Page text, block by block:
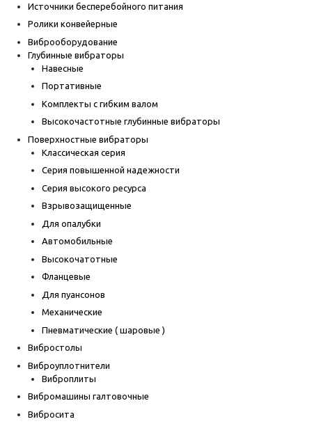
Источники бесперебойного питания
Ролики конвейерные
Виброоборудование
Глубинные вибраторы
Навесные
Портативные
Комплекты с гибким валом
Высокочастотные глубинные вибраторы
Поверхностные вибраторы
Классическая серия
Серия повышенной надежности
Серия высокого ресурса
Взрывозащищенные
Для опалубки
Автомобильные
Высокочатотные
Фланцевые
Для пуансонов
Механические
Пневматические ( шаровые )
Вибростолы
Виброуплотнители
Виброплиты
Вибромашины галтовочные
Вибросита